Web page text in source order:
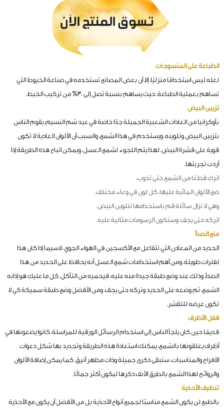
الطباعة على المنسوجات
لعله ليس استخدامًا منزليًا، إلا أن بعض المصانع تستخدمه في صناعة الخيوط التي
تساهم بعملية الطباعة، حيث يساهم بنسبة تصل إلى 30% من تركيب الخيط.
تزيين البيض
بأوكرانيا من العادات الشعبية الجميلة جدًا خاصة في عيد شم النسيم، يقوم الناس
بتزيين البيض وتلوينه، ويستخدم في هذا الشمع، والسبب أن الألوان العادية لا تكون
قوية على قشرة البيض، لهذا يتم اللجوء لشمع العسل، ويمكن اتباع هذه الطريقة إذا
أردت تجربتها.
اترك قطعًا من الشمع حتى تذوب.
ضع الألوان المائية عليها، كل لون في وعاء مختلف.
وهي لا تزال سائلة قم باستخدامها لتلوين البيض.
اتركه حتى يجف، وستكون الرسومات مثالية عليه.
منع الصدأ
الحديد من المعادن التي تتفاعل مع الأكسجين في الهواء الجوي، لاسيما إذا كان هذا
لفترات طويلة، ومن أهم استخدامات شمع العسل أنه يحافظ على الحديد من هذا
الصدأ، وذلك عند وضع طبقة جيدة منه عليه، فيحميه من التآكل، كل ما عليك هو إذابه
الشمع، ثم وضعه على الحديد وتركه حتى يجف، ومن الأفضل وضع طبقة سميكة كي لا
تكون عرضه للتقشر.
قفل الأظرف
قديمًا حين كان يلجأ الناس إلى استخدام الرسائل الورقية للمراسلة، كانوا يضعونها في
أظرف يغلقونها بالشمع، يمكنك استعادة هذه الطريقة وتجديد بها شكل دعوات
الأفراح والمناسبات، ستبقى ذكرى جميلة وذات مظهر أنيق، كما يمكن إضافة الألوان
والروائح لهذا الشمع بالطرق الآنف ذكرها ليكون أكثر جمالًا.
تنظيف الأحذية
بالطبع لن يكون الشمع مناسبًا لجميع أنواع الأحذية بل من الأفضل أن يكون مع الأحذية